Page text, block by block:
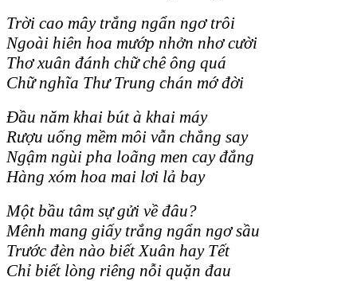
Trời cao mây trắng ngẩn ngơ trôi
Ngoài hiên hoa mướp nhởn nhơ cười
Thơ xuân đánh chữ chê ông quá
Chữ nghĩa Thư Trung chán mớ đời
Đầu năm khai bút à khai máy
Rượu uống mềm môi vẫn chẳng say
Ngậm ngùi pha loãng men cay đắng
Hàng xóm hoa mai lơi lả bay
Một bầu tâm sự gửi về đâu?
Mênh mang giấy trắng ngẩn ngơ sầu
Trước đèn nào biết Xuân hay Tết
Chỉ biết lòng riêng nỗi quặn đau